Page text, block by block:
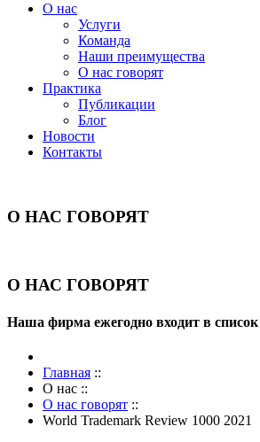
О нас
Услуги
Команда
Наши преимущества
О нас говорят
Практика
Публикации
Блог
Новости
Контакты
О НАС ГОВОРЯТ
О НАС ГОВОРЯТ
Наша фирма ежегодно входит в
Главная ::
О нас ::
О нас говорят ::
World Trademark Review 1000 2021